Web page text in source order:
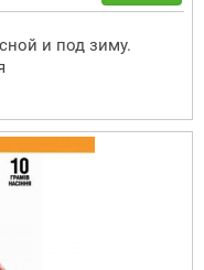
и под зиму.